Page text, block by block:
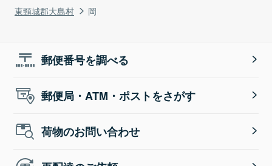
東頸城郡大島村
岡
郵便番号を調べる
郵便局・ATM・ポストをさがす
荷物のお問い合わせ